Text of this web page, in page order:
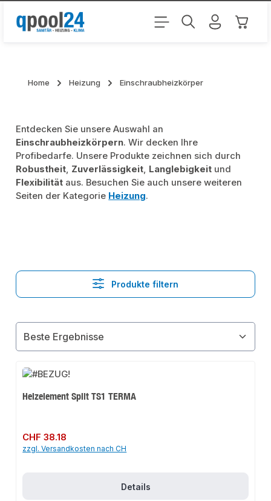
Zum Hauptinhalt springen
Home Heizung Einschraubheizkörper
Entdecken Sie unsere Auswahl an
Einschraubheizkörpern. Wir decken Ihre
Profibedarfe. Unsere Produkte zeichnen sich durch
Robustheit, Zuverlässigkeit, Langlebigkeit und
Flexibilität aus. Besuchen Sie auch unsere weiteren
Seiten der Kategorie Heizung.
Produkte filtern
Heizelement Split TS1 TERMA
Regulärer Preis:
CHF 38.18
zzgl. Versandkosten nach CH
Details